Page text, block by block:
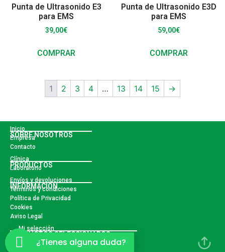
Punta de Ultrasonido E3
para EMS
39,00€
COMPRAR
Punta de Ultrasonido E3D
para EMS
59,00€
COMPRAR
1 2 3 4 … 13 14 15 →
SOBRE NOSOTROS
Inicio
Empresa
Contacto
PRODUCTOS
Clínica
Laboratorio
INFORMACIÓN
Envíos y devoluciones
Términos y condiciones
Política de Privacidad
Cookies
Aviso Legal
PRODUCTOS SELECCIONADOS
Mi selección
¿Tienes alguna duda?